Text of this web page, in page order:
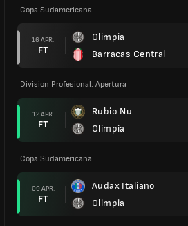
Copa Sudamericana
16 APR.
FT
Olimpia
Barracas Central
Division Profesional: Apertura
12 APR.
FT
Rubio Nu
Olimpia
Copa Sudamericana
09 APR.
FT
Audax Italiano
Olimpia